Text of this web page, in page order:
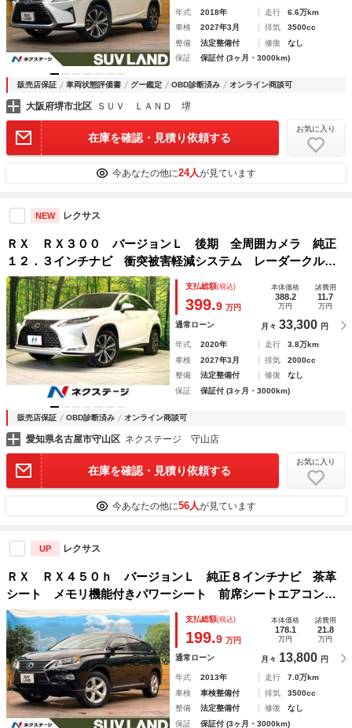
年式 2018年 走行
6.6万km
車検
2027年3月 排気
3500cc
整備
法定整備付 修復
なし
保証
保証付 (3ヶ月・3000km)
販売店保証 車両状態評価書 グー鑑定 OBD診断済み オンライン商談可
大阪府堺市北区 ＳＵＶ ＬＡＮＤ 堺
在庫を確認・見積り依頼する
お気に入り
今あなたの他に24人が見ています
NEW レクサス
ＲＸ ＲＸ３００ バージョンＬ 後期 全周囲カメラ 純正
１２．３インチナビ 衝突被害軽減システム レーダークルー
ズ 禁煙車 電動リアゲート レザーシート 前席シートエア
コン ドラレコ スマートキー ＬＥＤヘッド ＥＴＣ２．０
支払総額(税込)
399.9 万円
本体価格
388.2
万円
諸費用
11.7
万円
通常ローン 月々 33,300 円
年式 2020年 走行
3.8万km
車検
2027年3月 排気
2000cc
整備
法定整備付 修復
なし
保証
保証付 (3ヶ月・3000km)
販売店保証 OBD診断済み オンライン商談可
愛知県名古屋市守山区 ネクステージ 守山店
在庫を確認・見積り依頼する
お気に入り
今あなたの他に56人が見ています
UP レクサス
ＲＸ ＲＸ４５０ｈ バージョンＬ 純正８インチナビ 茶革
シート メモリ機能付きパワーシート 前席シートエアコン
バックカメラ １００Ｖ電源 禁煙車 電動リアゲート コー
ナーセンサー ＬＥＤヘッド ビルトインＥＴＣ クルコン
支払総額(税込)
199.9 万円
本体価格
178.1
万円
諸費用
21.8
万円
通常ローン 月々 13,800 円
年式 2013年 走行
7.0万km
車検
車検整備付 排気
3500cc
整備
法定整備付 修復
なし
保証
保証付 (3ヶ月・3000km)